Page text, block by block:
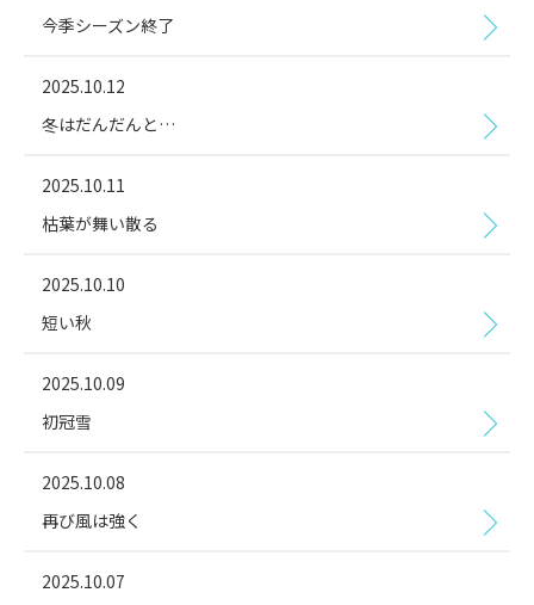
今季シーズン終了
2025.10.12
冬はだんだんと…
2025.10.11
枯葉が舞い散る
2025.10.10
短い秋
2025.10.09
初冠雪
2025.10.08
再び風は強く
2025.10.07